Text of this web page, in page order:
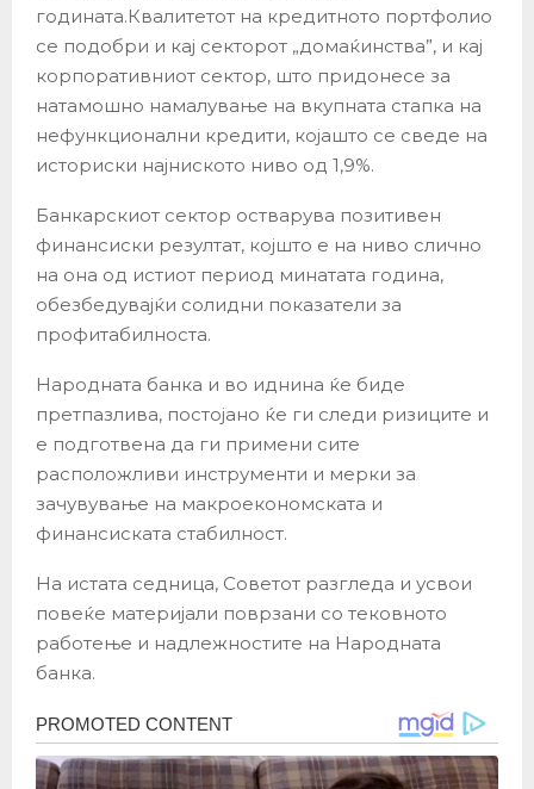
годината.Квалитетот на кредитното портфолио
се подобри и кај секторот „домаќинства”, и кај
корпоративниот сектор, што придонесе за
натамошно намалување на вкупната стапка на
нефункционални кредити, којашто се сведе на
историски најниското ниво од 1,9%.
Банкарскиот сектор остварува позитивен
финансиски резултат, којшто е на ниво слично
на она од истиот период минатата година,
обезбедувајќи солидни показатели за
профитабилноста.
Народната банка и во иднина ќе биде
претпазлива, постојано ќе ги следи ризиците и
е подготвена да ги примени сите
расположливи инструменти и мерки за
зачувување на макроекономската и
финансиската стабилност.
На истата седница, Советот разгледа и усвои
повеќе материјали поврзани со тековното
работење и надлежностите на Народната
банка.